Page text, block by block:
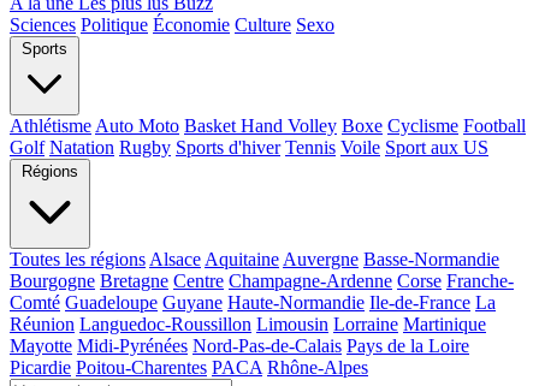
Sciences Politique Économie Culture Sexo
Sports
Athlétisme Auto Moto Basket Hand Volley Boxe Cyclisme Football
Golf Natation Rugby Sports d'hiver Tennis Voile Sport aux US
Régions
Toutes les régions Alsace Aquitaine Auvergne Basse-Normandie
Bourgogne Bretagne Centre Champagne-Ardenne Corse Franche-
Comté Guadeloupe Guyane Haute-Normandie Ile-de-France La
Réunion Languedoc-Roussillon Limousin Lorraine Martinique
Mayotte Midi-Pyrénées Nord-Pas-de-Calais Pays de la Loire
Picardie Poitou-Charentes PACA Rhône-Alpes